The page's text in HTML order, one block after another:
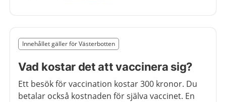
Nedan innehåll gäller region Västerbotten
Innehållet gäller för Västerbotten
Vad kostar det att vaccinera sig?
Ett besök för vaccination kostar 300 kronor. Du
betalar också kostnaden för själva vaccinet. En
Slut på det regionala tillägget från region Västerbotten